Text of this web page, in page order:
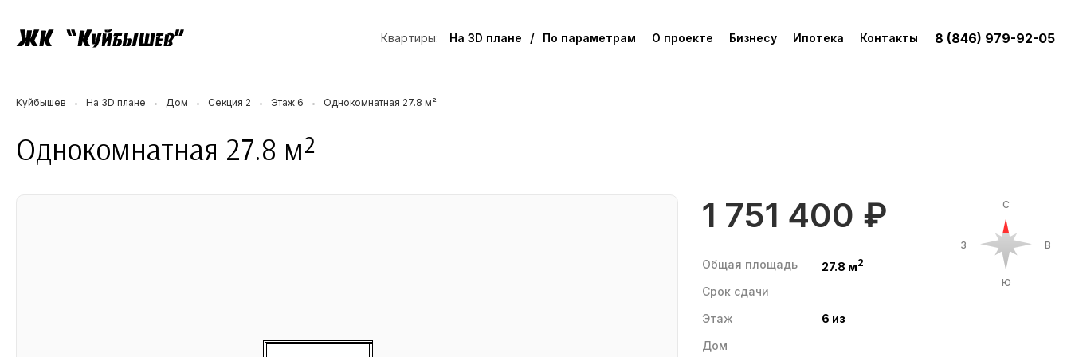
Квартиры: На 3D плане / По параметрам О проекте Бизнесу Ипотека Контакты 8 (846) 979-92-05
Куйбышев • На 3D плане • Дом • Секция 2 • Этаж 6 • Однокомнатная 27.8 м²
Однокомнатная 27.8 м²
С
Ю
З В
1 751 400 ₽
Общая площадь 27.8 м2
Срок сдачи
Этаж
6 из
Дом